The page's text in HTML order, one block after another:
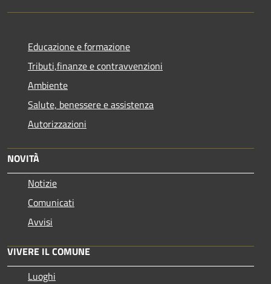
Educazione e formazione
Tributi,finanze e contravvenzioni
Ambiente
Salute, benessere e assistenza
Autorizzazioni
NOVITÀ
Notizie
Comunicati
Avvisi
VIVERE IL COMUNE
Luoghi